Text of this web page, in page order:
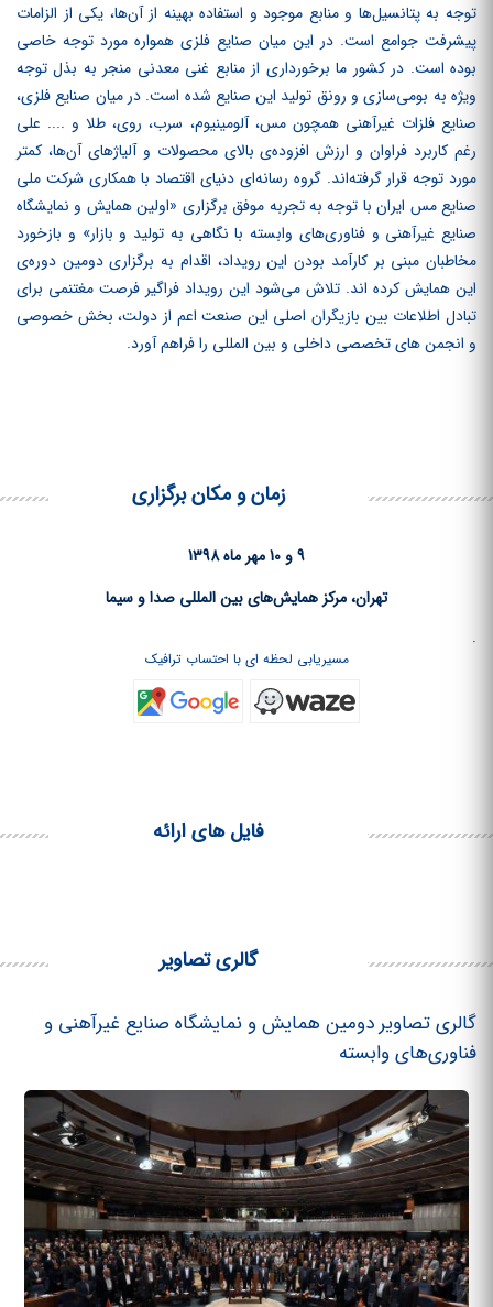
توجه به پتانسیل‌ها و منابع موجود و استفاده بهینه از آن‌ها، یکی از الزامات
پیشرفت جوامع است. در این میان صنایع فلزی همواره مورد توجه خاصی
بوده است. در کشور ما برخورداری از منابع غنی معدنی منجر به بذل توجه
ویژه به بومی‌سازی و رونق تولید این صنایع شده است. در میان صنایع فلزی،
صنایع فلزات غیرآهنی همچون مس، آلومینیوم، سرب، روی، طلا و .... علی
رغم کاربرد فراوان و ارزش افزوده‌ی بالای محصولات و آلیاژهای آن‌ها، کمتر
مورد توجه قرار گرفته‌اند. گروه رسانه‌ای دنیای اقتصاد با همکاری شرکت ملی
صنایع مس ایران با توجه به تجربه موفق برگزاری «اولین همایش و نمایشگاه
صنایع غیرآهنی و فناوری‌های وابسته با نگاهی به تولید و بازار» و بازخورد
مخاطبان مبنی بر کارآمد بودن این رویداد، اقدام به برگزاری دومین دوره‌ی
این همایش کرده ‏اند. تلاش می‌شود این رویداد فراگیر فرصت مغتنمی برای
تبادل اطلاعات بین بازیگران اصلی این صنعت اعم از دولت، بخش خصوصی
و انجمن‏ های تخصصی داخلی و بین‏ المللی را فراهم آورد.
زمان و مکان برگزاری
9 و 10 مهر ماه 1398
تهران، مرکز همایش‌های بین المللی صدا و سیما
.
مسیریابی لحظه ای با احتساب ترافیک
فایل های ارائه
گالری تصاویر
گالری تصاویر دومین همایش و نمایشگاه صنایع غیرآهنی و
فناوری‌های وابسته